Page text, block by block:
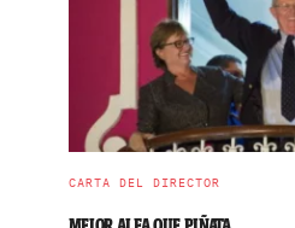
CARTA DEL DIRECTOR